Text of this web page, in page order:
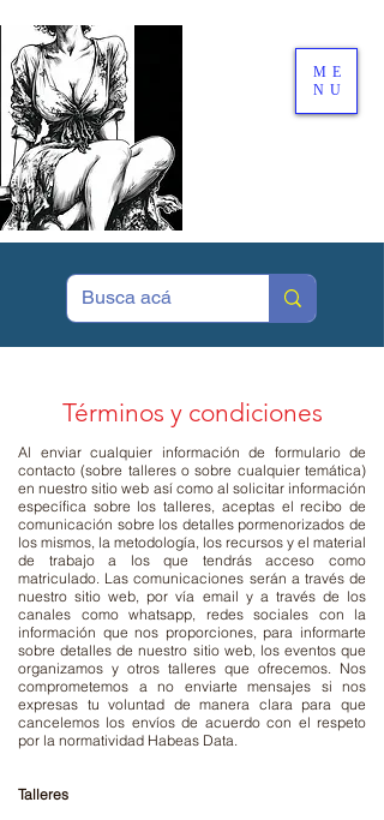
ME
NU
Términos y condiciones
Al enviar cualquier información de formulario de
contacto (sobre talleres o sobre cualquier temática)
en nuestro sitio web así como al solicitar información
específica sobre los talleres, aceptas el recibo de
comunicación sobre los detalles pormenorizados de
los mismos, la metodología, los recursos y el material
de trabajo a los que tendrás acceso como
matriculado. Las comunicaciones serán a través de
nuestro sitio web, por vía email y a través de los
canales como whatsapp, redes sociales con la
información que nos proporciones, para informarte
sobre detalles de nuestro sitio web, los eventos que
organizamos y otros talleres que ofrecemos. Nos
comprometemos a no enviarte mensajes si nos
expresas tu voluntad de manera clara para que
cancelemos los envíos de acuerdo con el respeto
por la normatividad Habeas Data.
Talleres